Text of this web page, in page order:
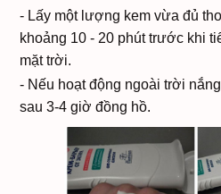
- Lấy một lượng kem vừa đủ
khoảng 10 - 20 phút trước khi
mặt trời.
- Nếu hoạt động ngoài trời
sau 3-4 giờ đồng hồ.